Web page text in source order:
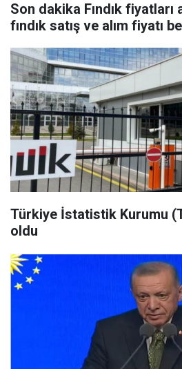
Son dakika Fındık fiyatları
fındık satış ve alım fiyatı
Türkiye İstatistik Kurumu
oldu